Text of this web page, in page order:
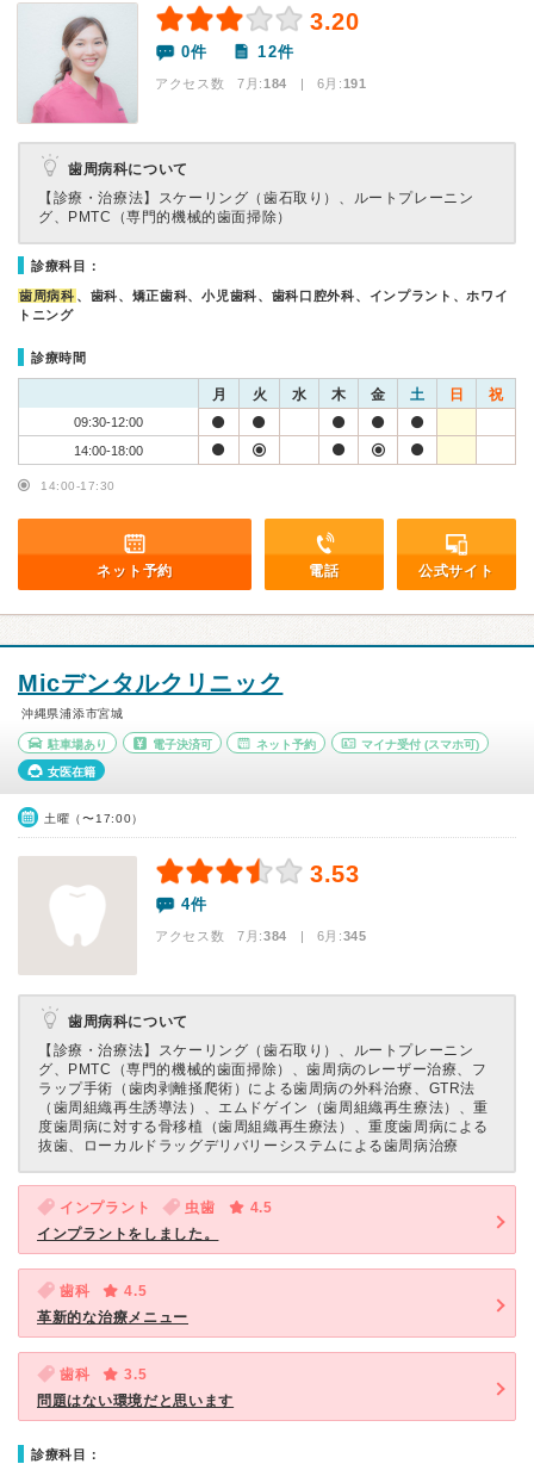
3.20
0件 12件
アクセス数 7月:184 | 6月:191
歯周病科について
【診療・治療法】 スケーリング（歯石取り）、ルートプレーニン
グ、PMTC（専門的機械的歯面掃除）
診療科目：
歯周病科 、歯科、矯正歯科、小児歯科、歯科口腔外科、インプラント、ホワイ
トニング
診療時間
月 火 水 木 金 土 日 祝
09:30-12:00
14:00-18:00
14:00-17:30
ネット予約 電話 公式サイト
Micデンタルクリニック
沖縄県浦添市宮城
駐車場あり 電子決済可 ネット予約 マイナ受付 (スマホ可)
女医在籍
土曜（〜17:00）
3.53
4件
アクセス数 7月:384 | 6月:345
歯周病科について
【診療・治療法】 スケーリング（歯石取り）、ルートプレーニン
グ、PMTC（専門的機械的歯面掃除）、歯周病のレーザー治療、フ
ラップ手術（歯肉剥離掻爬術）による歯周病の外科治療、GTR法
（歯周組織再生誘導法）、エムドゲイン（歯周組織再生療法）、重
度歯周病に対する骨移植（歯周組織再生療法）、重度歯周病による
抜歯、ローカルドラッグデリバリーシステムによる歯周病治療
インプラント 虫歯
4.5
インプラントをしました。
歯科
4.5
革新的な治療メニュー
歯科
3.5
問題はない環境だと思います
診療科目：